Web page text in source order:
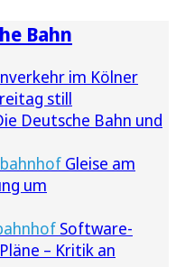
Bahn
im Kölner
still
Deutsche Bahn und
Gleise am
um
Software-
– Kritik an